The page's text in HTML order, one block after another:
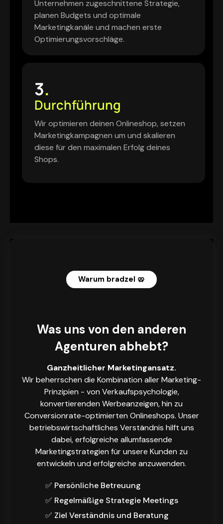
Unternehmen zugeschnittene Strategie,
planen Budgets und optimale
Marketingkanäle und machen erste
Optimierungsvorschläge.
3.
Durchführung
Wir optimieren deinen Onlineshop, setzen
Marketingkampagnen um und skalieren
diese für den maximalen Erfolg deines
Shops.
Warum bradzel 🥨
Was uns von den anderen
Agenturen abhebt?
Ganzheitlicher Marketingansatz.
Wir beherrschen die Kombination aller Marketing-
Prinzipien - von Verkaufspsychologie,
konvertierenden Werbeanzeigen, hin zu
Conversionrate-optimierten Onlineshops. Unser
betriebswirtschaftliches Verständnis hilft uns
dabei, erfolgreiche allumfassende
Marketingstrategien für unsere Kunden zu
entwickeln und erfolgreiche anzuwenden.
✅ Persönliche Betreuung
✅ Regelmäßige Strategie Meetings
✅ Ziel Verständnis und Beratung